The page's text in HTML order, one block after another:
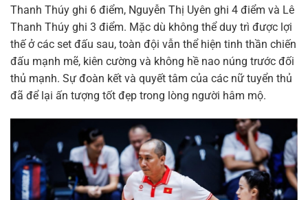
Thanh Thúy ghi 6 điểm, Nguyễn Thị Uyên ghi 4 điểm và Lê
Thanh Thúy ghi 3 điểm. Mặc dù không thể duy trì được lợi
thế ở các set đấu sau, toàn đội vẫn thể hiện tinh thần chiến
đấu mạnh mẽ, kiên cường và không hề nao núng trước đối
thủ mạnh. Sự đoàn kết và quyết tâm của các nữ tuyển thủ
đã để lại ấn tượng tốt đẹp trong lòng người hâm mộ.